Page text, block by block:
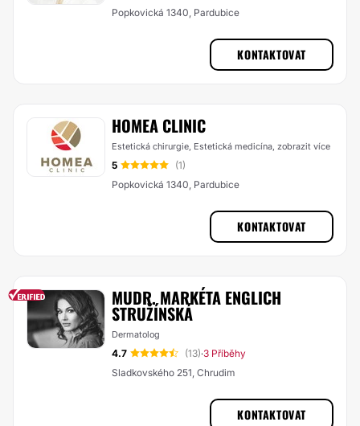
Popkovická 1340, Pardubice
KONTAKTOVAT
HOMEA CLINIC
Estetická chirurgie, Estetická medicína, zobrazit více
5
(1)
Popkovická 1340, Pardubice
KONTAKTOVAT
MUDR. MARKÉTA ENGLICH
STRUŽÍNSKÁ
Dermatolog
4.7 (13)·3 Příběhy
Sladkovského 251, Chrudim
KONTAKTOVAT